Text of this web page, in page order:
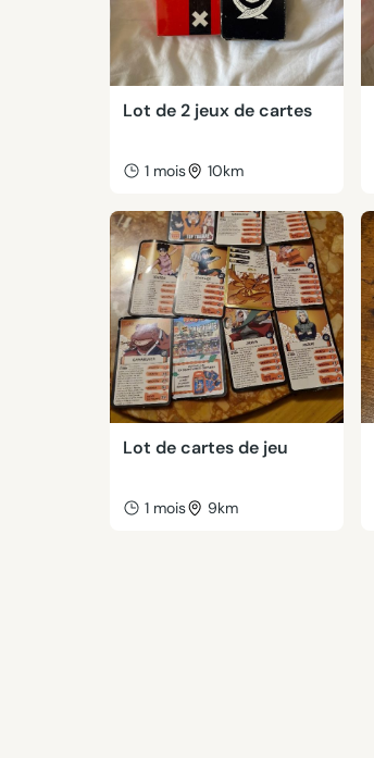
Lot de 2 jeux de cartes
1 mois 10km
Lot de cartes de jeu
1 mois 9km